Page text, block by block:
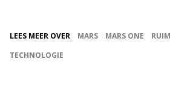
LEES MEER OVER MARS MARS ONE
TECHNOLOGIE